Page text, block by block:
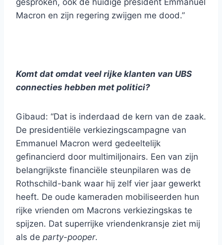
gesproken, ook de huidige president Emmanuel
Macron en zijn regering zwijgen me dood.”
Komt dat omdat veel rijke klanten van UBS
connecties hebben met politici?
Gibaud: “Dat is inderdaad de kern van de zaak.
De presidentiële verkiezingscampagne van
Emmanuel Macron werd gedeeltelijk
gefinancierd door multimiljonairs. Een van zijn
belangrijkste financiële steunpilaren was de
Rothschild-bank waar hij zelf vier jaar gewerkt
heeft. De oude kameraden mobiliseerden hun
rijke vrienden om Macrons verkiezingskas te
spijzen. Dat superrijke vriendenkransje ziet mij
als de party-pooper.